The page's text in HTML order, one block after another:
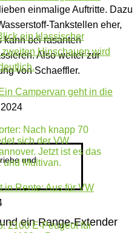
einmalige Auftritte. Dazu
Tankstellen eher,
kann bei rasanten
Also weiter zur
von Schaeffler.
und
ein Range-Extender
Campervan geht in die
in Rente: Aus für VW